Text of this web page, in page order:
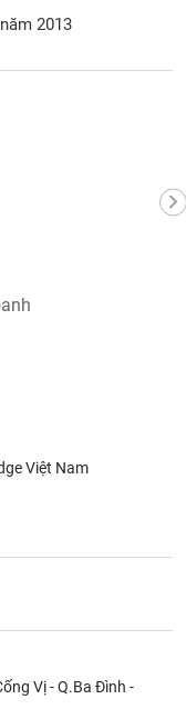
2013
Việt Nam
Vị - Q.Ba Đình -